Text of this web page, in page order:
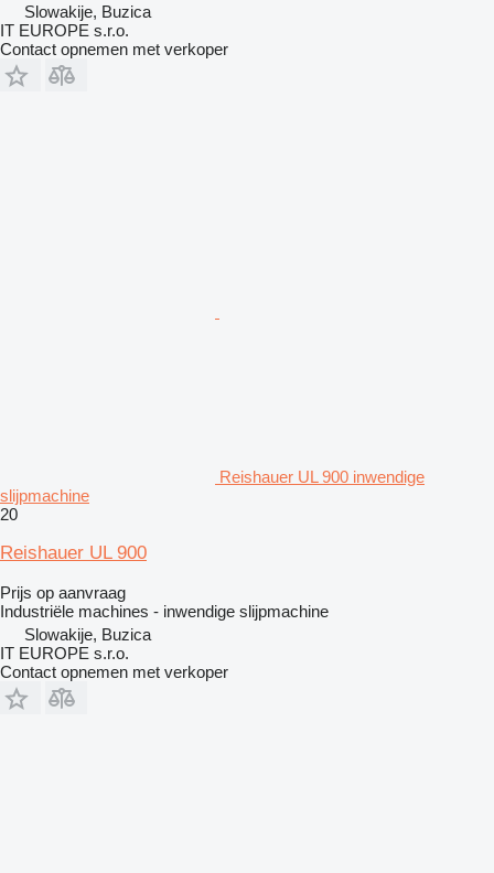
Slowakije, Buzica
IT EUROPE s.r.o.
Contact opnemen met verkoper
Reishauer UL 900 inwendige
slijpmachine
20
Reishauer UL 900
Prijs op aanvraag
Industriële machines - inwendige slijpmachine
Slowakije, Buzica
IT EUROPE s.r.o.
Contact opnemen met verkoper